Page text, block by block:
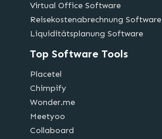
Virtual Office Software
Reisekostenabrechnung Software
Liquiditätsplanung Software
Top Software Tools
Placetel
Chimpify
Wonder.me
Meetyoo
Collaboard